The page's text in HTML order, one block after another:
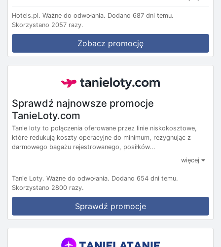
Hotels.pl. Ważne do odwołania. Dodano 687 dni temu.
Skorzystano 2057 razy.
Zobacz promocję
Sprawdź najnowsze promocje
TanieLoty.com
Tanie loty to połączenia oferowane przez linie niskokosztowe,
które redukują koszty operacyjne do minimum, rezygnując z
darmowego bagażu rejestrowanego, posiłków...
więcej
Tanie Loty. Ważne do odwołania. Dodano 654 dni temu.
Skorzystano 2800 razy.
Sprawdź promocje